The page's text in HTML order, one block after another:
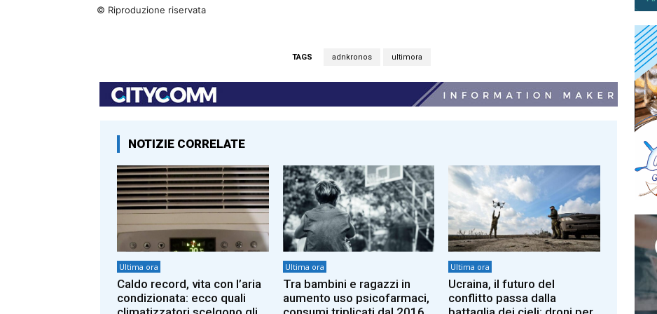
© Riproduzione riservata
TAGS adnkronos ultimora
NOTIZIE CORRELATE
Ultima ora
Caldo record, vita con l’aria
condizionata: ecco quali
Ultima ora
Tra bambini e ragazzi in
aumento uso psicofarmaci,
Ultima ora
Ucraina, il futuro del
conflitto passa dalla